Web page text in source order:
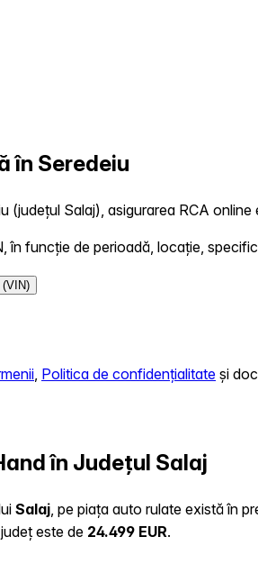
în Seredeiu
(județul Salaj), asigurarea RCA
în funcție de perioadă, locație,
(VIN)
Politica de confidențialitate și
în Județul Salaj
Salaj , pe piața auto rulate există în
este de 24.499 EUR.